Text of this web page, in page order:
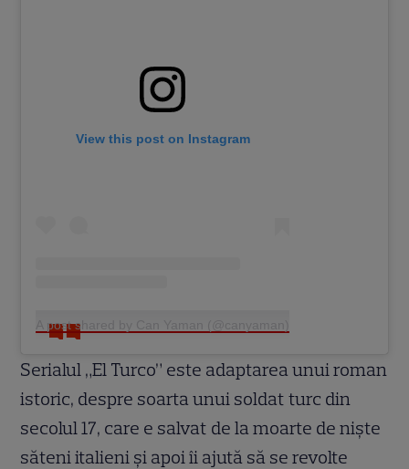
View this post on Instagram
A post shared by Can Yaman (@canyaman)
Serialul „El Turco” este adaptarea unui roman
istoric, despre soarta unui soldat turc din
secolul 17, care e salvat de la moarte de niște
săteni italieni și apoi îi ajută să se revolte